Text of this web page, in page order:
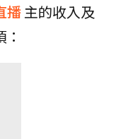
播主的收入及